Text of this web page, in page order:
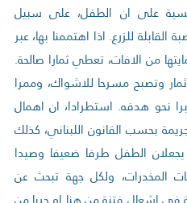
على ان الطفل، على سبيل
القابلة للزرع. اذا اهتممنا بها، عبر
من الافات، تعطي ثمارا صالحة.
وتصبح مسرحا للاشواك، وممرا
نحو هدفه. استطرادا، ان اهمال
بحسب القانون اللبناني، كذلك
الطفل طرفا ضعيفا وصيدا
المخدرات، ولكل جهة تبحث عن